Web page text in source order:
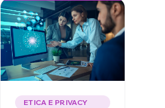
ETICA E PRIVACY